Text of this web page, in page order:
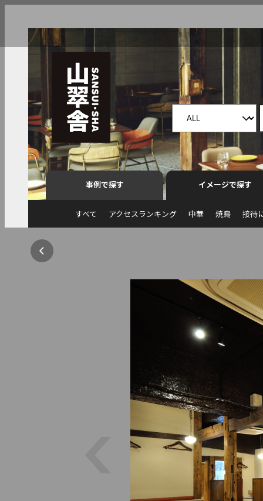
事例で探す イメージで探す
すべて アクセスランキング 中華 焼鳥 接待